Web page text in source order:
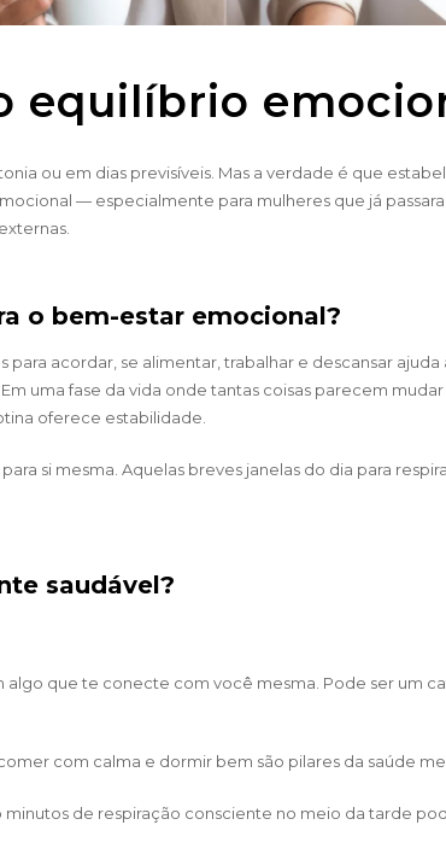
equilíbrio
ou em dias previsíveis. Mas a verdade é que
— especialmente para mulheres que já
o bem-estar emocional?
acordar, se alimentar, trabalhar e descansar ajuda
uma fase da vida onde tantas coisas parecem
oferece estabilidade.
si mesma. Aquelas breves janelas do dia para
saudável?
que te conecte com você mesma. Pode ser um
com calma e dormir bem são pilares da saúde
minutos de respiração consciente no meio da tarde